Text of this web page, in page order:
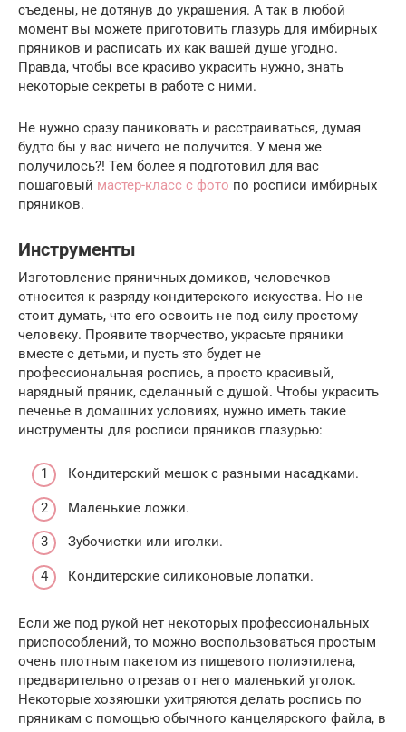
съедены, не дотянув до украшения. А так в любой
момент вы можете приготовить глазурь для имбирных
пряников и расписать их как вашей душе угодно.
Правда, чтобы все красиво украсить нужно, знать
некоторые секреты в работе с ними.
Не нужно сразу паниковать и расстраиваться, думая
будто бы у вас ничего не получится. У меня же
получилось?! Тем более я подготовил для вас
пошаговый мастер-класс с фото по росписи имбирных
пряников.
Инструменты­
Изготовление пряничных домиков, человечков
относится к разряду кондитерского искусства. Но не
стоит думать, что его освоить не под силу простому
человеку. Проявите творчество, украсьте пряники
вместе с детьми, и пусть это будет не
профессиональная роспись, а просто красивый,
нарядный пряник, сделанный с душой. Чтобы украсить
печенье в домашних условиях, нужно иметь такие
инструменты для росписи пряников глазурью:
Кондитерский мешок с разными насадками.
Маленькие ложки.
Зубочистки или иголки.
Кондитерские силиконовые лопатки.
Если же под рукой нет некоторых профессиональных
приспособлений, то можно воспользоваться простым
очень плотным пакетом из пищевого полиэтилена,
предварительно отрезав от него маленький уголок.
Некоторые хозяюшки ухитряются делать роспись по
пряникам с помощью обычного канцелярского файла, в